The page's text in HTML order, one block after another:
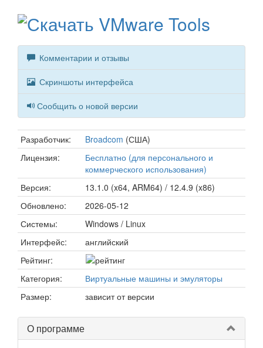
Комментарии и отзывы
Скриншоты интерфейса
Сообщить о новой версии
Разработчик: Broadcom (США)
Лицензия:
Бесплатно (для персонального и
коммерческого использования)
Версия:
13.1.0 (x64, ARM64) / 12.4.9 (x86)
Обновлено:
2026-05-12
Системы:
Windows / Linux
Интерфейс:
английский
Рейтинг:
Категория:
Виртуальные машины и эмуляторы
Размер:
зависит от версии
О программе